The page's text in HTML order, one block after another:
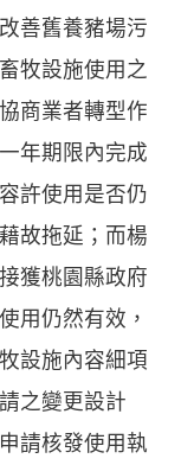
善舊養豬場污
牧設施使用之
商業者轉型作
年期限內完成
許使用是否仍
故拖延；而楊
獲桃園縣政府
用仍然有效，
設施內容細項
之變更設計
請核發使用執